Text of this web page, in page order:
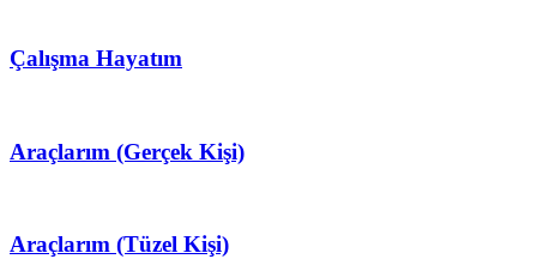
Çalışma Hayatım
Araçlarım (Gerçek Kişi)
Araçlarım (Tüzel Kişi)